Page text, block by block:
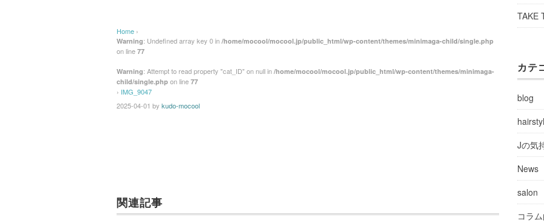
Home ›
Warning: Undefined array key 0 in /home/mocool/mocool.jp/public_html/wp-content/themes/minimaga-child/single.php
on line 77
Warning: Attempt to read property "cat_ID" on null in /home/mocool/mocool.jp/public_html/wp-content/themes/minimaga-
child/single.php on line 77
› IMG_9047
2025-04-01 by kudo-mocool
関連記事
TAKE
カテ
blog
Jの気
News
salon
コラ